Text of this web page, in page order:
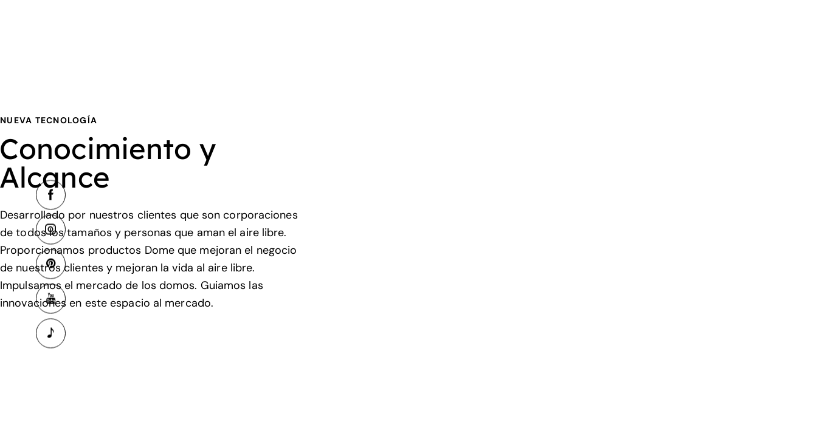
NUEVA TECNOLOGÍA
Conocimiento y
Alcance
Desarrollado por nuestros clientes que son corporaciones
de todos los tamaños y personas que aman el aire libre.
Proporcionamos productos Dome que mejoran el negocio
de nuestros clientes y mejoran la vida al aire libre.
Impulsamos el mercado de los domos. Guiamos las
innovaciones en este espacio al mercado.